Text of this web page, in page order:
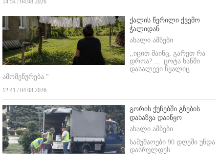
14:54 / 04.08.2026
ქალის წერილი ქვემო
ჭალიდან
ახალი ამბები
,,იცით მაინც, გარეთ რა
დროა? ... ცოტა ხანში
დასალევი წყალიც
ამომეწურება."
12:41 / 04.08.2026
გორის ქუჩებში გზების
დახაზვა დაიწყო
ახალი ამბები
სამუშაოები 90 დღეში უნდა
დასრულდეს